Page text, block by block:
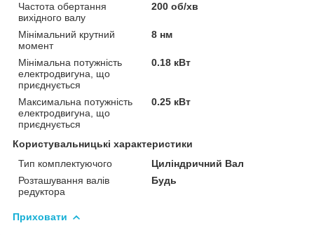
Частота обертання
вихідного валу
200 об/хв
Мінімальний крутний
момент
8 нм
Мінімальна потужність
електродвигуна, що
приєднується
0.18 кВт
Максимальна потужність
електродвигуна, що
приєднується
0.25 кВт
Користувальницькі характеристики
Тип комплектуючого
Циліндричний Вал
Розташування валів
редуктора
Будь
Приховати